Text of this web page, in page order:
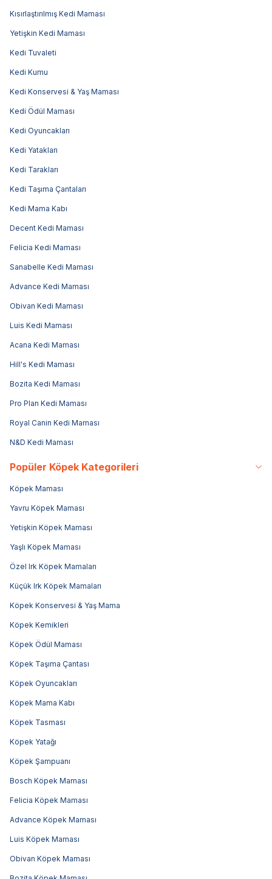
Kısırlaştırılmış Kedi Maması
Yetişkin Kedi Maması
Kedi Tuvaleti
Kedi Kumu
Kedi Konservesi & Yaş Maması
Kedi Ödül Maması
Kedi Oyuncakları
Kedi Yatakları
Kedi Tarakları
Kedi Taşıma Çantaları
Kedi Mama Kabı
Decent Kedi Maması
Felicia Kedi Maması
Sanabelle Kedi Maması
Advance Kedi Maması
Obivan Kedi Maması
Luis Kedi Maması
Acana Kedi Maması
Hill's Kedi Maması
Bozita Kedi Maması
Pro Plan Kedi Maması
Royal Canin Kedi Maması
N&D Kedi Maması
Popüler Köpek Kategorileri
Köpek Maması
Yavru Köpek Maması
Yetişkin Köpek Maması
Yaşlı Köpek Maması
Özel Irk Köpek Mamaları
Küçük Irk Köpek Mamaları
Köpek Konservesi & Yaş Mama
Köpek Kemikleri
Köpek Ödül Maması
Köpek Taşıma Çantası
Köpek Oyuncakları
Köpek Mama Kabı
Köpek Tasması
Köpek Yatağı
Köpek Şampuanı
Bosch Köpek Maması
Felicia Köpek Maması
Advance Köpek Maması
Luis Köpek Maması
Obivan Köpek Maması